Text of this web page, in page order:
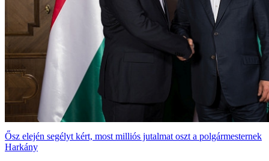
Ősz elején segélyt kért, most milliós jutalmat oszt a polgármesternek
Harkány